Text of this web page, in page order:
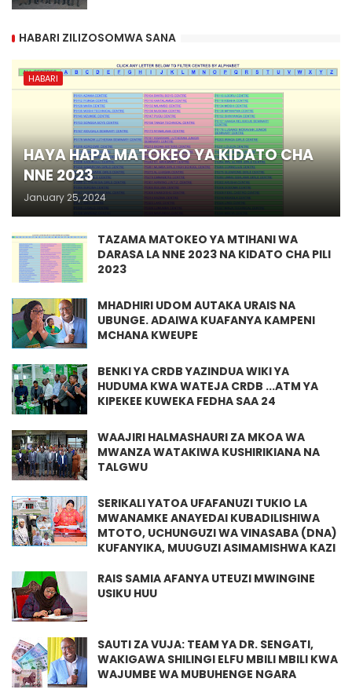
HABARI ZILIZOSOMWA SANA
HABARI
HAYA HAPA MATOKEO YA KIDATO CHA
NNE 2023
January 25, 2024
TAZAMA MATOKEO YA MTIHANI WA
DARASA LA NNE 2023 NA KIDATO CHA PILI
2023
MHADHIRI UDOM AUTAKA URAIS NA
UBUNGE. ADAIWA KUAFANYA KAMPENI
MCHANA KWEUPE
BENKI YA CRDB YAZINDUA WIKI YA
HUDUMA KWA WATEJA CRDB ...ATM YA
KIPEKEE KUWEKA FEDHA SAA 24
WAAJIRI HALMASHAURI ZA MKOA WA
MWANZA WATAKIWA KUSHIRIKIANA NA
TALGWU
SERIKALI YATOA UFAFANUZI TUKIO LA
MWANAMKE ANAYEDAI KUBADILISHIWA
MTOTO, UCHUNGUZI WA VINASABA (DNA)
KUFANYIKA, MUUGUZI ASIMAMISHWA KAZI
RAIS SAMIA AFANYA UTEUZI MWINGINE
USIKU HUU
SAUTI ZA VUJA: TEAM YA DR. SENGATI,
WAKIGAWA SHILINGI ELFU MBILI MBILI KWA
WAJUMBE WA MUBUHENGE NGARA